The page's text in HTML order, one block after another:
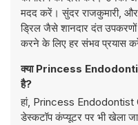
मदद करें। सुंदर राजकुमारी,
ड्रिल जैसे शानदार दंत
करने के लिए हर संभव प्रयास
क्या Princess
है?
हां, Princess Endodontist
डेस्कटॉप कंप्यूटर पर भी खेला